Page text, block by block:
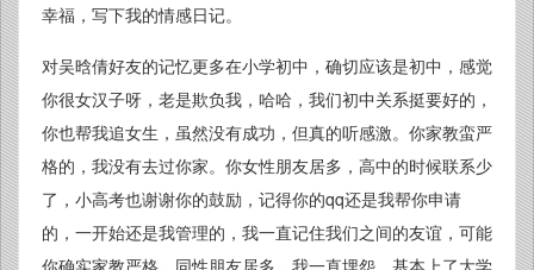
幸福，写下我的情感日记。
对吴晗倩好友的记忆更多在小学初中，确切应该是初中，感觉
你很女汉子呀，老是欺负我，哈哈，我们初中关系挺要好的，
你也帮我追女生，虽然没有成功，但真的听感激。你家教蛮严
格的，我没有去过你家。你女性朋友居多，高中的时候联系少
了，小高考也谢谢你的鼓励，记得你的qq还是我帮你申请
的，一开始还是我管理的，我一直记住我们之间的友谊，可能
你确实家教严格，同性朋友居多，我一直埋怨，基本上了大学